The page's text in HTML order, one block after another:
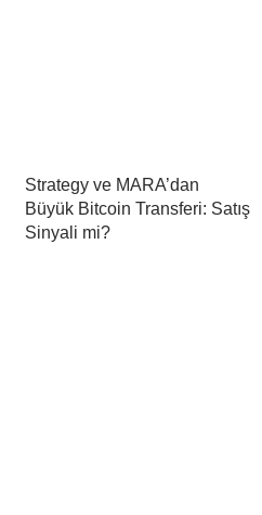
Strategy ve MARA’dan
Büyük Bitcoin Transferi: Satış
Sinyali mi?